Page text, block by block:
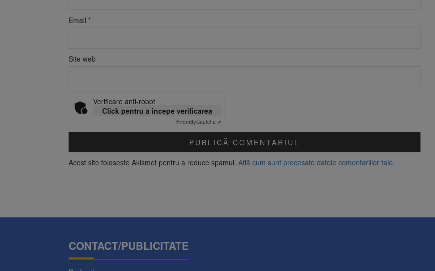
Email *
Site web
Verificare anti-robot
Click pentru a începe verificarea
FriendlyCaptcha ⇗
Acest site folosește Akismet pentru a reduce spamul. Află cum sunt procesate datele comentariilor tale.
CONTACT/PUBLICITATE